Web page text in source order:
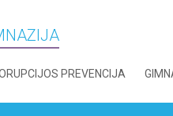
PREVENCIJA